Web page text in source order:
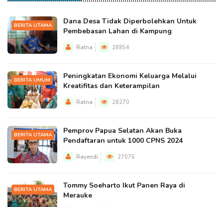
BERITA UTAMA
Dana Desa Tidak Diperbolehkan Untuk
Pembebasan Lahan di Kampung
Ratna 28854
BERITA UMUM
Peningkatan Ekonomi Keluarga Melalui
Kreatifitas dan Keterampilan
Ratna 28270
BERITA UTAMA
Pemprov Papua Selatan Akan Buka
Pendaftaran untuk 1000 CPNS 2024
Rayendi 27076
BERITA UTAMA
Tommy Soeharto Ikut Panen Raya di
Merauke